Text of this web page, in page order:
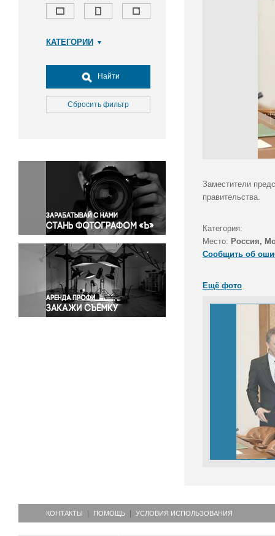
КАТЕГОРИИ
Досуг, туризм и отдых
Культура
Медицина
Окружающая среда
Политика
Правосудие
Происшествия и конфликты
Религия
Светская жизнь
Спорт
Экология
Экономика и бизнес
Найти
Сбросить фильтр
Заместители
правительства.
Категория:
Место: Россия,
Сообщить об
Ещё фото
КОНТАКТЫ ПОМОЩЬ УСЛОВИЯ ИСПОЛЬЗОВАНИЯ